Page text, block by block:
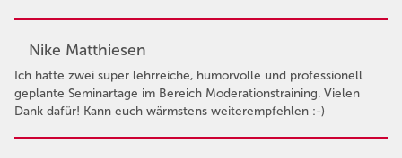
Nike Matthiesen
Ich hatte zwei super lehrreiche, humorvolle und professionell
geplante Seminartage im Bereich Moderationstraining. Vielen
Dank dafür! Kann euch wärmstens weiterempfehlen :-)